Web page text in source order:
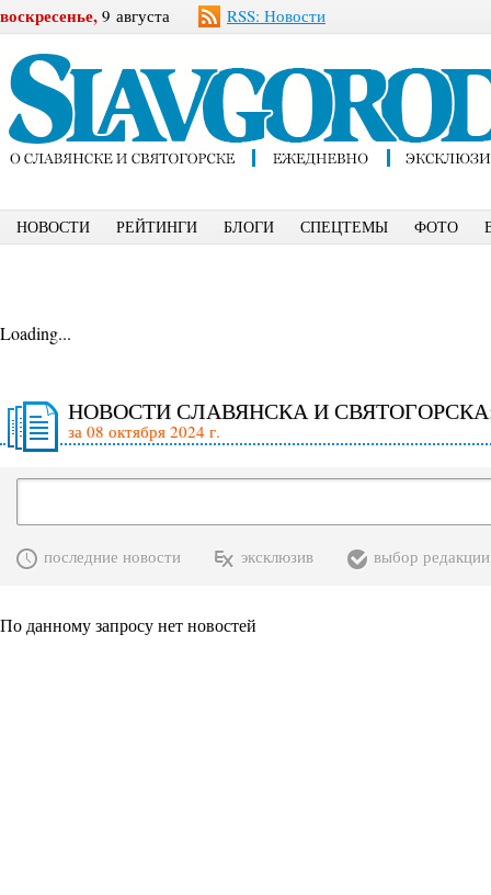
воскресенье, 9 августа RSS: Новости
НОВОСТИ РЕЙТИНГИ БЛОГИ СПЕЦТЕМЫ ФОТО
Loading...
НОВОСТИ СЛАВЯНСКА И
за 08 октября 2024 г.
последние новости эксклюзив выбор редакции
По данному запросу нет новостей